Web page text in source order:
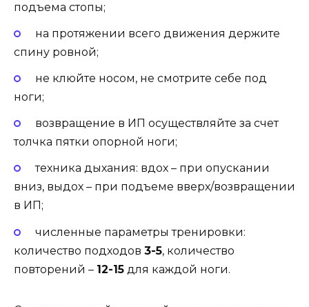
подъема стопы;
на протяжении всего движения держите
спину ровной;
не клюйте носом, не смотрите себе под
ноги;
возвращение в ИП осуществляйте за счет
толчка пятки опорной ноги;
техника дыхания: вдох – при опускании
вниз, выдох – при подъеме вверх/возвращении
в ИП;
численные параметры тренировки:
количество подходов 3-5, количество
повторений – 12-15 для каждой ноги.